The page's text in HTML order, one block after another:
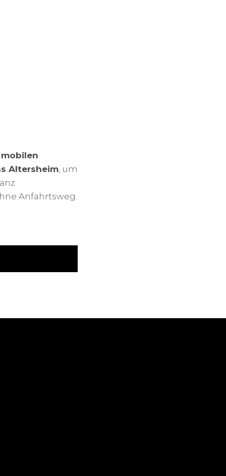
mobilen
Altersheim , um
Anfahrtsweg.